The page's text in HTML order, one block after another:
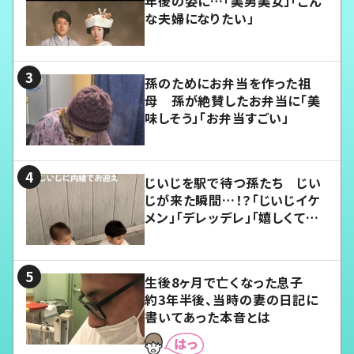
な夫婦になりたい」
孫のためにお弁当を作った祖
母 孫が絶賛したお弁当に「美
味しそう」「お弁当すごい」
じいじを駅で待つ孫たち じい
じが来た瞬間…！？「じいじイケ
メン」「デレッデレ」「嬉しくて可
生後8ヶ月で亡くなった息子
約3年半後、当時の妻の日記に
書いてあった本音とは